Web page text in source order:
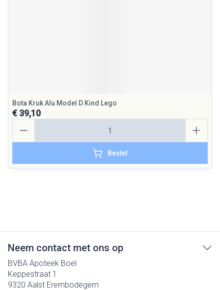
Bota Kruk Alu Model D Kind Lego
€ 39,10
Bestel
Neem contact met ons op
BVBA Apoteek Boel
Keppestraat 1
9320 Aalst Erembodegem